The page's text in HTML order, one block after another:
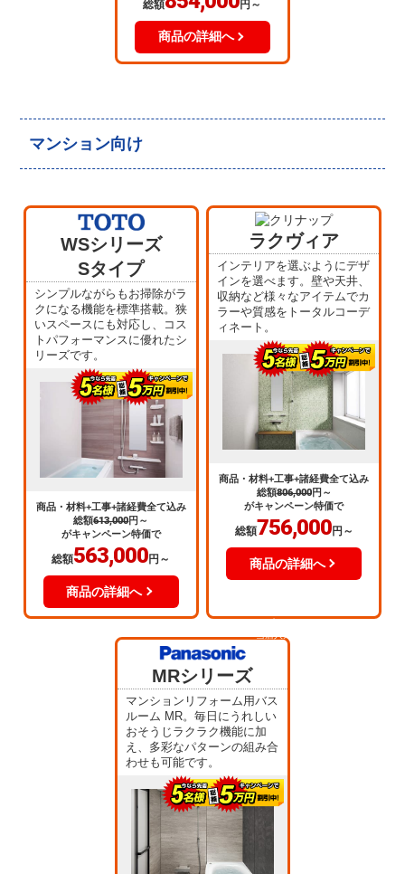
総額 円～
商品の詳細へ
マンション向け
WSシリーズ
Sタイプ
シンプルながらもお掃除がラ
クになる機能を標準搭載。狭
いスペースにも対応し、コス
トパフォーマンスに優れたシ
リーズです。
商品・材料+工事+諸経費全て込み
総額613,000円～
がキャンペーン特価で
総額563,000円～
商品の詳細へ
ラクヴィア
インテリアを選ぶようにデザ
インを選べます。壁や天井、
収納など様々なアイテムでカ
ラーや質感をトータルコーデ
ィネート。
商品・材料+工事+諸経費全て込み
総額806,000円～
がキャンペーン特価で
総額756,000円～
商品の詳細へ
MRシリーズ
マンションリフォーム用バス
ルーム MR。毎日にうれしい
おそうじラクラク機能に加
え、多彩なパターンの組み合
わせも可能です。